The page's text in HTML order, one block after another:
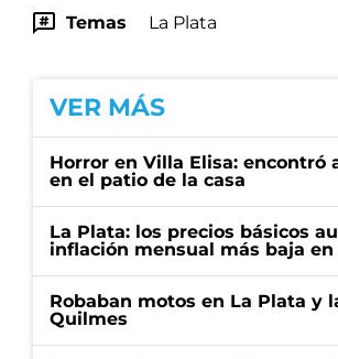
Temas La Plata
VER MÁS
Horror en Villa Elisa:
en el patio de la casa
La Plata: los precios básicos
inflación mensual más baja en
Robaban motos en La Plata y
Quilmes